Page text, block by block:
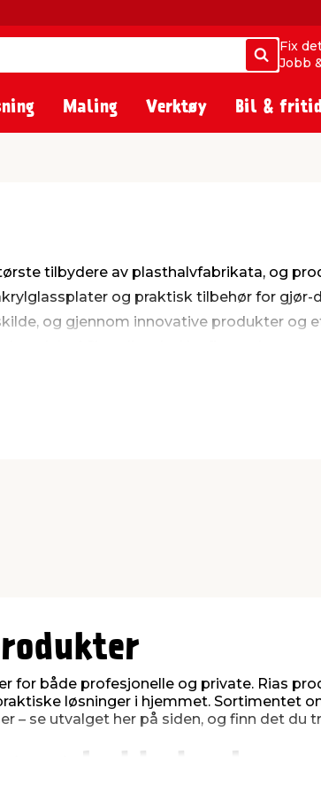
Søk
Søk
Fix
Jobb
Maling Verktøy Bil &
tilbydere av plasthalvfabrikata, og
og praktisk tilbehør for gjør-
og gjennom innovative produkter og
for både profesjonelle og private. Rias
løsninger i hjemmet. Sortimentet
– se utvalget her på siden, og finn det du
hobbybruk